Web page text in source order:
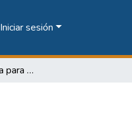
Iniciar sesión
M-TAR: Metodología para el Tratamiento de Aspectos en Requerimientos